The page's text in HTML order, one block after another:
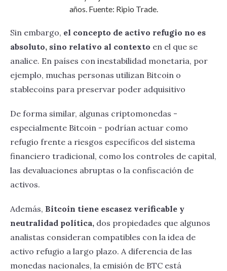
años. Fuente: Ripio Trade.
Sin embargo, el concepto de activo refugio no es
absoluto, sino relativo al contexto en el que se
analice. En países con inestabilidad monetaria, por
ejemplo, muchas personas utilizan Bitcoin o
stablecoins para preservar poder adquisitivo
De forma similar, algunas criptomonedas -
especialmente Bitcoin - podrían actuar como
refugio frente a riesgos específicos del sistema
financiero tradicional, como los controles de capital,
las devaluaciones abruptas o la confiscación de
activos.
Además, Bitcoin tiene escasez verificable y
neutralidad política, dos propiedades que algunos
analistas consideran compatibles con la idea de
activo refugio a largo plazo. A diferencia de las
monedas nacionales, la emisión de BTC está